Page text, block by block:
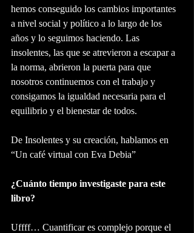
hemos conseguido los cambios importantes
a nivel social y político a lo largo de los
años y lo seguimos haciendo. Las
insolentes, las que se atrevieron a escapar a
la norma, abrieron la puerta para que
nosotros continuemos con el trabajo y
consigamos la igualdad necesaria para el
equilibrio y el bienestar de todos.
De Insolentes y su creación, hablamos en
“Un café virtual con Eva Debia”
¿Cuánto tiempo investigaste para este
libro?
Uffff… Cuantificar es complejo porque el